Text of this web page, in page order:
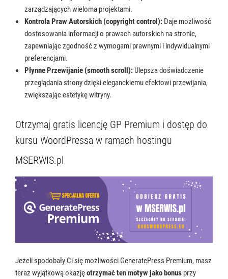
zarządzających wieloma projektami.
Kontrola Praw Autorskich (copyright control): Daje możliwość
dostosowania informacji o prawach autorskich na stronie,
zapewniając zgodność z wymogami prawnymi i indywidualnymi
preferencjami.
Płynne Przewijanie (smooth scroll): Ulepsza doświadczenie
przeglądania strony dzięki eleganckiemu efektowi przewijania,
zwiększając estetykę witryny.
Otrzymaj gratis licencję GP Premium i dostęp do
kursu WoordPressa w ramach hostingu
MSERWIS.pl
Jeżeli spodobały Ci się możliwości GeneratePress Premium, masz
teraz wyjątkową okazjęotrzymać ten motyw jako bonus przy